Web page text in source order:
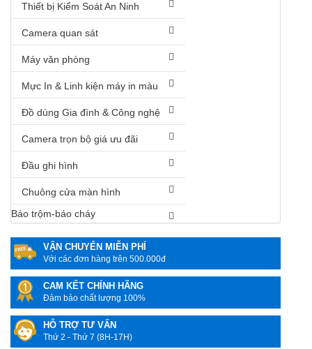
Thiết bị Kiểm Soát An Ninh
Camera quan sát
Máy văn phòng
Mực In & Linh kiện máy in màu
Đồ dùng Gia đình & Công nghệ
Camera trọn bộ giá ưu đãi
Đầu ghi hình
Chuông cửa màn hình
Báo trộm-báo cháy
VẬN CHUYỂN MIỄN PHÍ
Với các đơn hàng trên 500.000đ
CAM KẾT CHÍNH HÃNG
Đảm bảo chất lượng 100%
HỖ TRỢ TƯ VẤN
Thứ 2 - Thứ 7 (8H-17H)